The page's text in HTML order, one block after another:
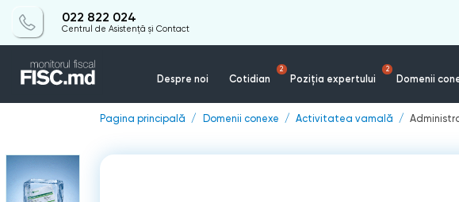
022 822 024
Centrul de Asistență și Contact
Despre noi Cotidian
2
Poziția expertului
2
Domenii
Pagina principală Domenii conexe Activitatea vamală